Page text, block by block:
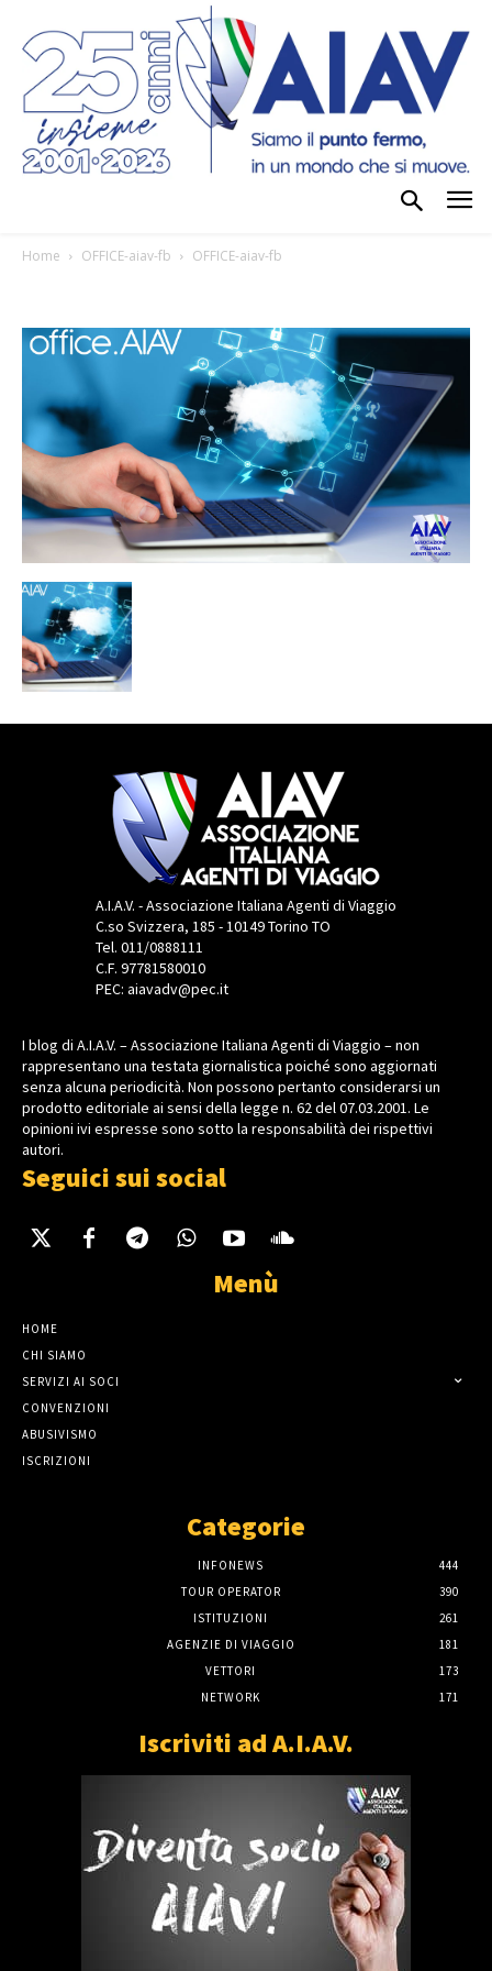
Home OFFICE-aiav-fb OFFICE-aiav-fb
A.I.A.V. - Associazione Italiana Agenti di Viaggio
C.so Svizzera, 185 - 10149 Torino TO
Tel. 011/0888111
C.F. 97781580010
PEC: aiavadv@pec.it
I blog di A.I.A.V. – Associazione Italiana Agenti di Viaggio – non
rappresentano una testata giornalistica poiché sono aggiornati
senza alcuna periodicità. Non possono pertanto considerarsi un
prodotto editoriale ai sensi della legge n. 62 del 07.03.2001. Le
opinioni ivi espresse sono sotto la responsabilità dei rispettivi
autori.
Seguici sui social
Menù
HOME
CHI SIAMO
SERVIZI AI SOCI
CONVENZIONI
ABUSIVISMO
ISCRIZIONI
Categorie
INFONEWS
444
TOUR OPERATOR
390
ISTITUZIONI
261
AGENZIE DI VIAGGIO
181
VETTORI
173
NETWORK
171
Iscriviti ad A.I.A.V.